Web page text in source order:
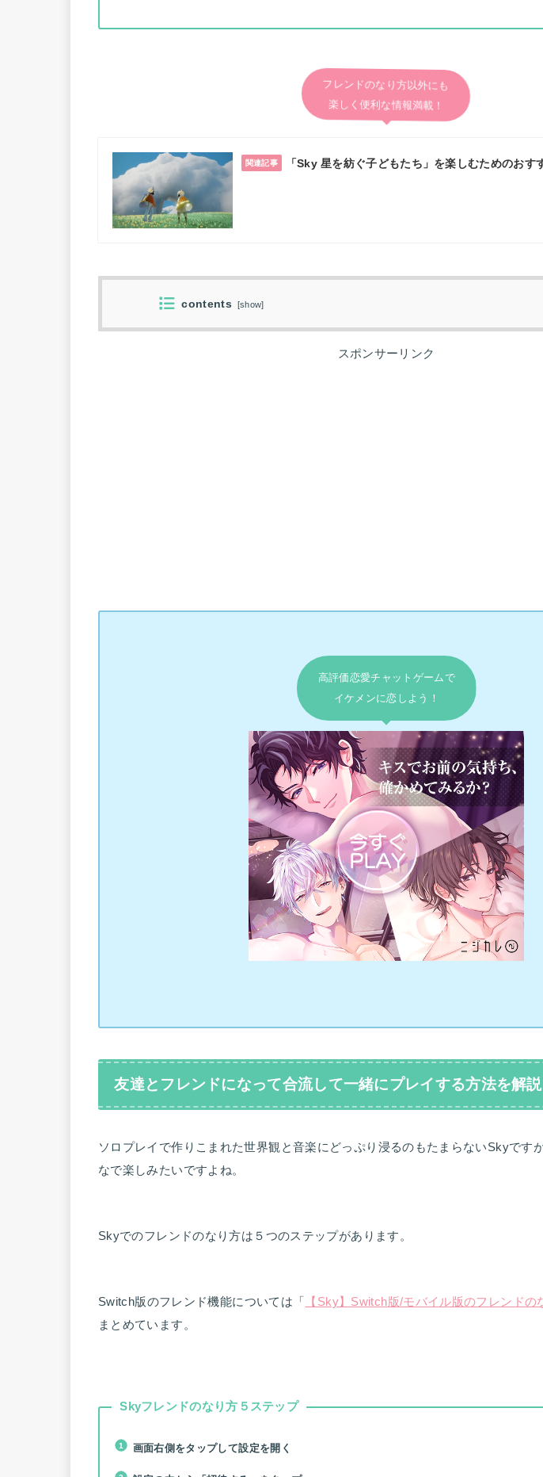
フレンドのなり方以外にも
楽しく便利な情報満載！
関連記事 「Sky 星を紡ぐ子どもたち」を楽しむためのおす
contents [show]
スポンサーリンク
高評価恋愛チャットゲームで
イケメンに恋しよう！
友達とフレンドになって合流して一緒にプレイする方法を解説
ソロプレイで作りこまれた世界観と音楽にどっぷり浸るのもたまらないSkyです
なで楽しみたいですよね。
Skyでのフレンドのなり方は５つのステップがあります。
Switch版のフレンド機能については「 【Sky】Switch版/モバイル版のフレンドの
まとめています。
Skyフレンドのなり方５ステップ
画面右側をタップして設定を開く